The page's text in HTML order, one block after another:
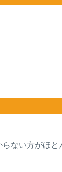
ない方がほと